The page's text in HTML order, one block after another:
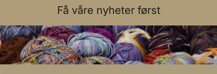
Få våre nyheter først